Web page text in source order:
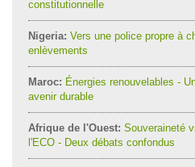
constitutionnelle
Nigeria: Vers une police propre à
enlèvements
Maroc: Énergies renouvelables -
avenir durable
Afrique de l'Ouest: Souveraineté
l'ECO - Deux débats confondus